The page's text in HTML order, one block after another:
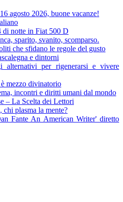
agosto 2026, buone vacanze!
di notte in Fiat 500 D
sparito, svanito, scomparso.
che sfidano le regole del gusto
e dintorni
alternativi per rigenerarsi e vivere
mezzo divinatorio
incontri e diritti umani dal mondo
– La Scelta dei Lettori
chi plasma la mente?
Fante An American Writer' diretto